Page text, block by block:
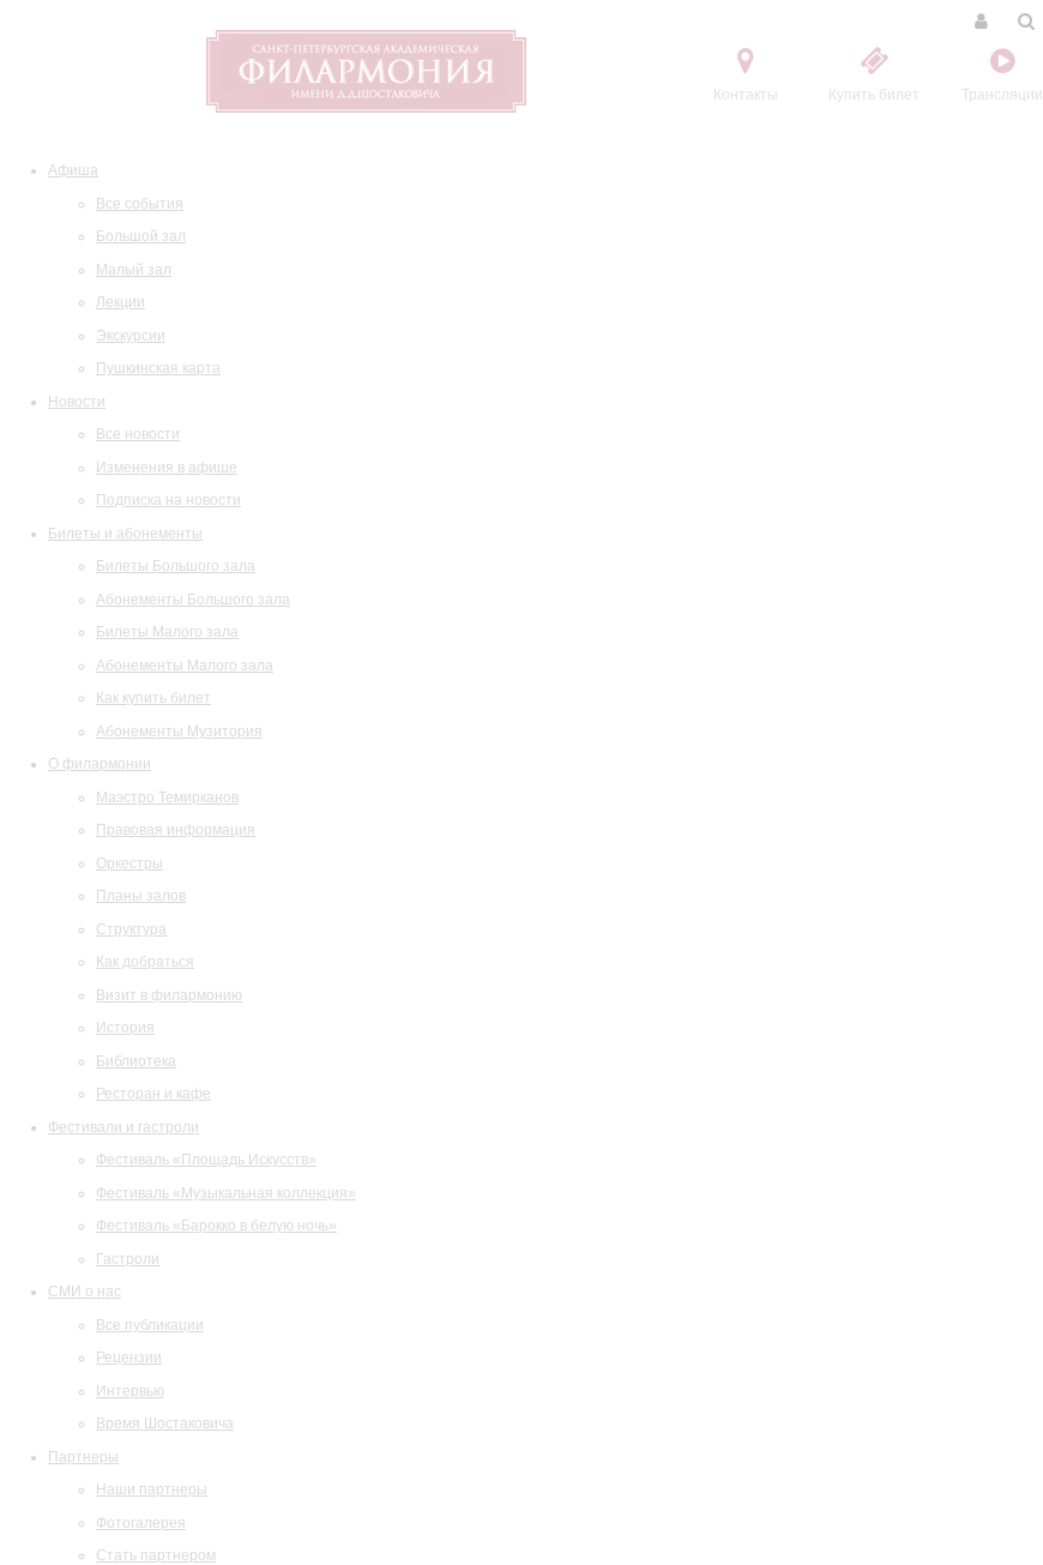
Контакты Купить билет Трансляции
Афиша
Все события
Большой зал
Малый зал
Лекции
Экскурсии
Пушкинская карта
Новости
Все новости
Изменения в афише
Подписка на новости
Билеты и абонементы
Билеты Большого зала
Абонементы Большого зала
Билеты Малого зала
Абонементы Малого зала
Как купить билет
Абонементы Музитория
О филармонии
Маэстро Темирканов
Правовая информация
Оркестры
Планы залов
Структура
Как добраться
Визит в филармонию
История
Библиотека
Ресторан и кафе
Фестивали и гастроли
Фестиваль «Площадь Искусств»
Фестиваль «Музыкальная коллекция»
Фестиваль «Барокко в белую ночь»
Гастроли
СМИ о нас
Все публикации
Рецензии
Интервью
Время Шостаковича
Партнеры
Наши партнеры
Фотогалерея
Стать партнером